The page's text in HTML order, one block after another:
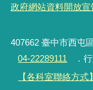
政府網站資料開放宣
407662 臺中市西屯
04-22289111
．
【各科室聯絡方式】